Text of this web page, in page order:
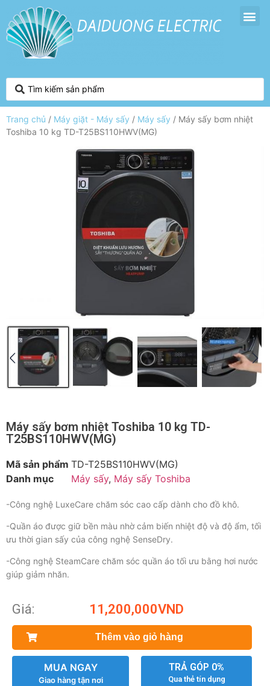
Trang chủ / Máy giặt - Máy sấy / Máy sấy / Máy sấy bơm nhiệt
Toshiba 10 kg TD-T25BS110HWV(MG)
Máy sấy bơm nhiệt Toshiba 10 kg TD-
T25BS110HWV(MG)
Mã sản phẩm TD-T25BS110HWV(MG)
Danh mục
Máy sấy, Máy sấy Toshiba
-Công nghệ LuxeCare chăm sóc cao cấp dành cho đồ khô.
-Quần áo được giữ bền màu nhờ cảm biến nhiệt độ và độ ẩm, tối
ưu thời gian sấy của công nghệ SenseDry.
-Công nghệ SteamCare chăm sóc quần áo tối ưu bằng hơi nước
giúp giảm nhăn.
Giá: 11,200,000VND
Thêm vào giỏ hàng
MUA NGAY
Giao hàng tận nơi
TRẢ GÓP 0%
Qua thẻ tín dụng